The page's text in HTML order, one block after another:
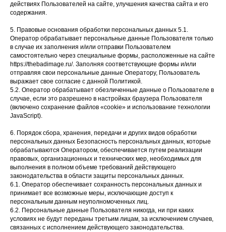
действиях Пользователей на сайте, улучшения качества сайта и его
содержания.
5. Правовые основания обработки персональных данных 5.1.
Оператор обрабатывает персональные данные Пользователя только
в случае их заполнения и/или отправки Пользователем
самостоятельно через специальные формы, расположенные на сайте
https://thebadimage.ru/. Заполняя соответствующие формы и/или
отправляя свои персональные данные Оператору, Пользователь
выражает свое согласие с данной Политикой.
5.2. Оператор обрабатывает обезличенные данные о Пользователе в
случае, если это разрешено в настройках браузера Пользователя
(включено сохранение файлов «cookie» и использование технологии
JavaScript).
6. Порядок сбора, хранения, передачи и других видов обработки
персональных данных Безопасность персональных данных, которые
обрабатываются Оператором, обеспечивается путем реализации
правовых, организационных и технических мер, необходимых для
выполнения в полном объеме требований действующего
законодательства в области защиты персональных данных.
6.1. Оператор обеспечивает сохранность персональных данных и
принимает все возможные меры, исключающие доступ к
персональным данным неуполномоченных лиц.
6.2. Персональные данные Пользователя никогда, ни при каких
условиях не будут переданы третьим лицам, за исключением случаев,
связанных с исполнением действующего законодательства.